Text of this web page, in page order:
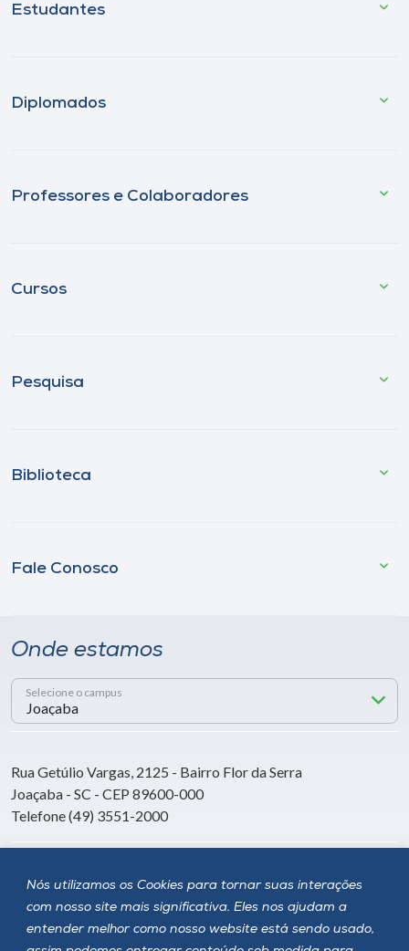
Nós utilizamos os Cookies para tornar suas interações
com nosso site mais significativa. Eles nos ajudam a
entender melhor como nosso website está sendo usado,
Estudantes
Diplomados
Professores e Colaboradores
Cursos
Pesquisa
Biblioteca
Fale Conosco
Onde estamos
Selecione o campus
Rua Getúlio Vargas, 2125 - Bairro Flor da Serra
Joaçaba - SC - CEP 89600-000
Telefone (49) 3551-2000
Siga a Unoesc